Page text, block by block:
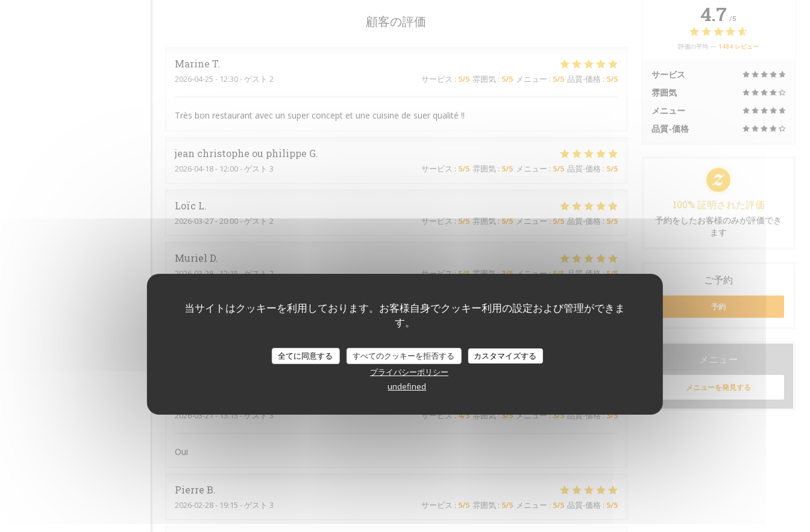
当サイトはクッキーを利用しております。お客様自身でクッキー利用の設定および管理ができま
す。
全てに同意する すべてのクッキーを拒否する
カスタマイズする
プライバシーポリシー
undefined
顧客の評価
Marine T
2026-04-25 - 12:30 - ゲスト 2 サービス : 5/5 雰囲気: 5/5 メニュー : 5/5 品質-価格 : 5/5
Très bon restaurant avec un super concept et une cuisine de suer qualité !!
jean christophe ou philippe G
2026-04-18- 12:00 - ゲスト 3 サービス : 5/5 雰囲気: 5/5 メニュー : 5/5 品質-価格 : 5/5
Loïc L
2026-03-27- 20:00 - ゲスト 2 サービス:5/5 雰囲気:5/5 メニュー:5/5 品質-価格:5/5
Muriel D
2026-03-28- 12:15 - ゲスト 2 サービス:5/5 雰囲気:3/5 メニュー:5/5 品質-価格:5/5
LucieB
C’était très bon, comme d’habitude !
2026-03-21- 13:15 - ゲスト 3 サービス:4/5 雰囲気:3/5 メニュー:3/5 品質-価格:3/5
Oui
Pierre B
2026-02-28- 19:15 - ゲスト 3 サービス : 5/5 雰囲気: 5/5 メニュー : 5/5 品質-価格 : 5/5
4.7 /5
評価の平均 — 1484 レビュー
サービス
雰囲気
メニュー
品質-価格
100% 証明された評価
予約をしたお客様のみが評価でき
ます
ご予約
予約
メニュー
メニューを発見する